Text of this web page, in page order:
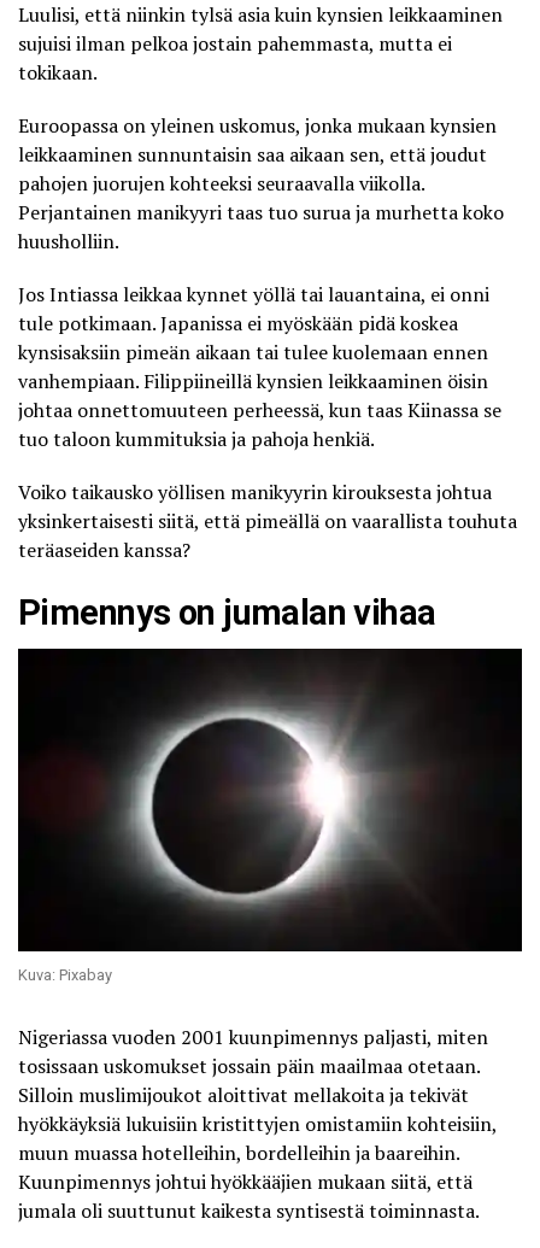
Luulisi, että niinkin tylsä asia kuin kynsien leikkaaminen
sujuisi ilman pelkoa jostain pahemmasta, mutta ei
tokikaan.
Euroopassa on yleinen uskomus, jonka mukaan kynsien
leikkaaminen sunnuntaisin saa aikaan sen, että joudut
pahojen juorujen kohteeksi seuraavalla viikolla.
Perjantainen manikyyri taas tuo surua ja murhetta koko
huusholliin.
Jos Intiassa leikkaa kynnet yöllä tai lauantaina, ei onni
tule potkimaan. Japanissa ei myöskään pidä koskea
kynsisaksiin pimeän aikaan tai tulee kuolemaan ennen
vanhempiaan. Filippiineillä kynsien leikkaaminen öisin
johtaa onnettomuuteen perheessä, kun taas Kiinassa se
tuo taloon kummituksia ja pahoja henkiä.
Voiko taikausko yöllisen manikyyrin kirouksesta johtua
yksinkertaisesti siitä, että pimeällä on vaarallista touhuta
teräaseiden kanssa?
Pimennys on jumalan vihaa
Kuva: Pixabay
Nigeriassa vuoden 2001 kuunpimennys paljasti, miten
tosissaan uskomukset jossain päin maailmaa otetaan.
Silloin muslimijoukot aloittivat mellakoita ja tekivät
hyökkäyksiä lukuisiin kristittyjen omistamiin kohteisiin,
muun muassa hotelleihin, bordelleihin ja baareihin.
Kuunpimennys johtui hyökkääjien mukaan siitä, että
jumala oli suuttunut kaikesta syntisestä toiminnasta.